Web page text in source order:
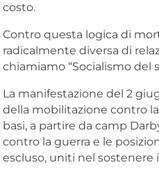
costo.
Contro questa logica di
radicalmente diversa di
chiamiamo “Socialismo del
La manifestazione del 2
della mobilitazione contro
basi, a partire da camp
contro la guerra e le
escluso, uniti nel sostenere